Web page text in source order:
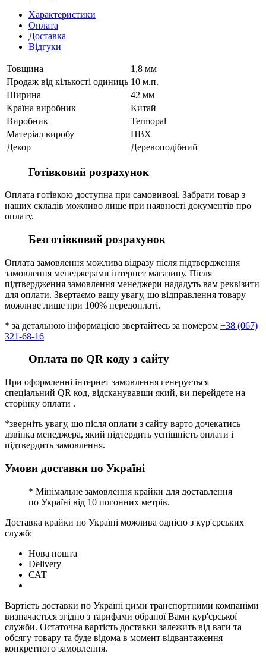
Характеристики
Оплата
Доставка
Відгуки
Товщина
1,8 мм
Продаж від кількості одиниць 10 м.п.
Ширина
42 мм
Країна виробник
Китай
Виробник
Termopal
Матеріал виробу
ПВХ
Декор
Деревоподібний
Готівковий розрахунок
Оплата готівкою доступна при самовивозі. Забрати товар з
наших складів можливо лише при наявності документів про
оплату.
Безготівковий розрахунок
Оплата замовлення можлива відразу після підтвердження
замовлення менеджерами інтернет магазину. Після
підтвердження замовлення менеджери нададуть вам реквізити
для оплати. Звертаємо вашу увагу, що відправлення товару
можливе лише при 100% передоплаті.
* за детальною інформацією звертайтесь за номером +38 (067)
321-68-16
Оплата по QR коду з сайту
При оформленні інтернет замовлення генерується
спеціальний QR код, відсканувавши який, ви перейдете на
сторінку оплати .
*зверніть увагу, що після оплати з сайту варто дочекатись
дзвінка менеджера, який підтердить успішність оплати і
підтвердить замовлення.
Умови доставки по Україні
* Мінімальне замовлення крайки для доставлення
по Україні від 10 погонних метрів.
Доставка крайки по Україні можлива однією з кур'єрських
служб:
Нова пошта
Delivery
САТ
Вартість доставки по Україні цими транспортними компаніми
визначається згідно з тарифами обраної Вами кур'єрської
служби. Остаточна вартість доставки залежить від ваги та
обсягу товару та буде відома в момент відвантаження
конкретного замовлення.